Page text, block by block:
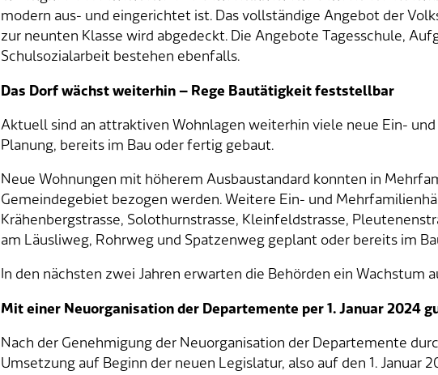
modern aus- und eingerichtet ist. Das vollständige Angebot der
zur neunten Klasse wird abgedeckt. Die Angebote Tagesschule,
Schulsozialarbeit bestehen ebenfalls.
Das Dorf wächst weiterhin – Rege Bautätigkeit feststellbar
Aktuell sind an attraktiven Wohnlagen weiterhin viele neue Ein-
Planung, bereits im Bau oder fertig gebaut.
Neue Wohnungen mit höherem Ausbaustandard konnten in
Gemeindegebiet bezogen werden. Weitere Ein- und
Krähenbergstrasse, Solothurnstrasse, Kleinfeldstrasse,
am Läusliweg, Rohrweg und Spatzenweg geplant oder bereits im
In den nächsten zwei Jahren erwarten die Behörden ein Wachstum
Mit einer Neuorganisation der Departemente per 1. Januar 2024
Nach der Genehmigung der Neuorganisation der Departemente
Umsetzung auf Beginn der neuen Legislatur, also auf den 1. Januar